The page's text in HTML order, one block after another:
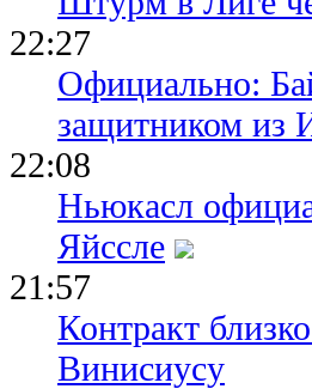
22:27
Официально:
защитником из
22:08
Ньюкасл
Яйссле
21:57
Контракт
Винисиусу